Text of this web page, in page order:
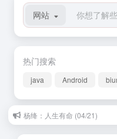
网站
热门搜索
java Android
杨绛：人生有命 (04/21)